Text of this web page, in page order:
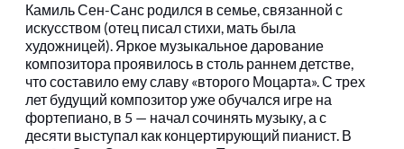
Камиль Сен-Санс родился в семье, связанной с
искусством (отец писал стихи, мать была
художницей). Яркое музыкальное дарование
композитора проявилось в столь раннем детстве,
что составило ему славу «второго Моцарта». С трех
лет будущий композитор уже обучался игре на
фортепиано, в 5 — начал сочинять музыку, а с
десяти выступал как концертирующий пианист. В